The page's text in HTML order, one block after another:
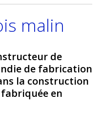
malin
de
de fabrication
la construction
en